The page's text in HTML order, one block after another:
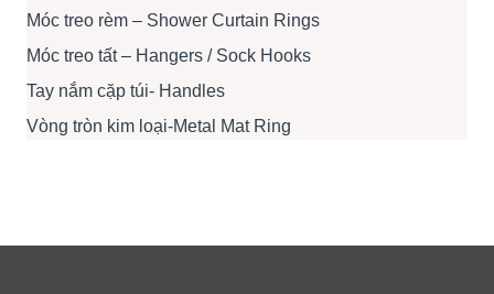
Móc treo rèm – Shower Curtain Rings
Móc treo tất – Hangers / Sock Hooks
Tay nắm cặp túi- Handles
Vòng tròn kim loại-Metal Mat Ring